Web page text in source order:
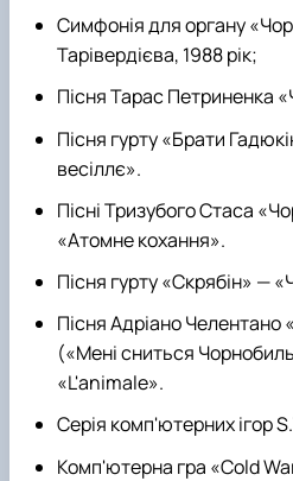
Симфонія для органу
Тарівердієва, 1988 рік;
Пісня Тарас Петриненка
Пісня гурту «Брати
весіллє».
Пісні Тризубого Стаса
«Атомне кохання».
Пісня гурту «Скрябін» —
Пісня Адріано
(«Мені сниться
«L'animale».
Серія комп'ютерних ігор
Комп'ютерна гра «Cold